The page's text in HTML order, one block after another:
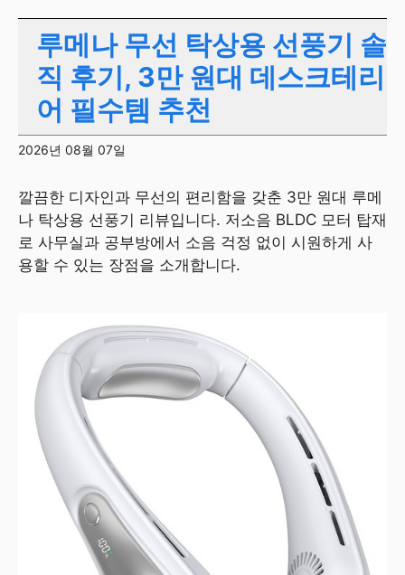
루메나 무선 탁상용 선풍기 솔
직 후기, 3만 원대 데스크테리
어 필수템 추천
2026년 08월 07일
깔끔한 디자인과 무선의 편리함을 갖춘 3만 원대 루메
나 탁상용 선풍기 리뷰입니다. 저소음 BLDC 모터 탑재
로 사무실과 공부방에서 소음 걱정 없이 시원하게 사
용할 수 있는 장점을 소개합니다.